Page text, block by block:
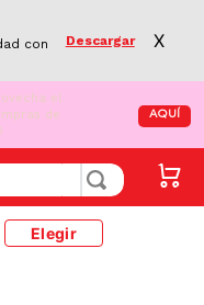
con
Descargar X
el
de
AQUÍ
Elegir